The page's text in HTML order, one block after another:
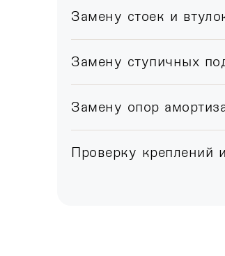
Замену стоек и
Замену ступичных
Замену опор
Проверку креплений